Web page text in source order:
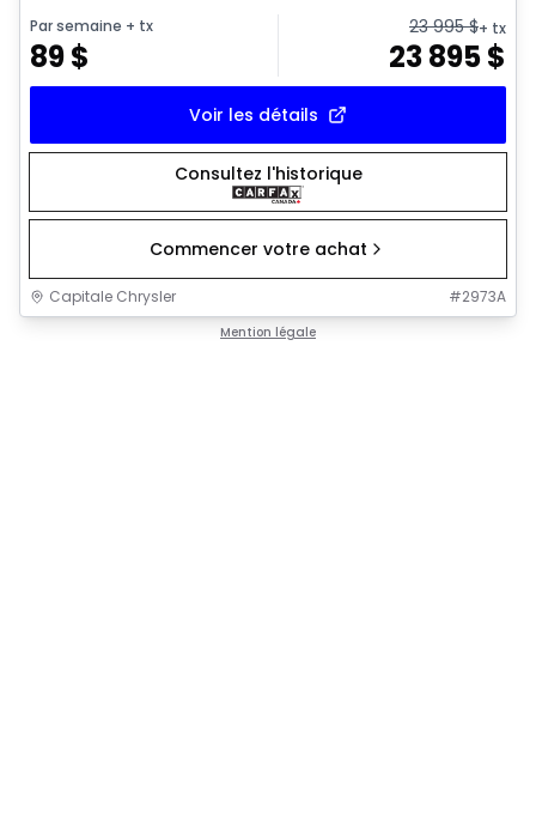
Par semaine + tx
89$
23 995$+ tx
23 895$
Voir les détails
Consultez l'historique
Commencer votre achat
Capitale Chrysler #2973A
Mention légale